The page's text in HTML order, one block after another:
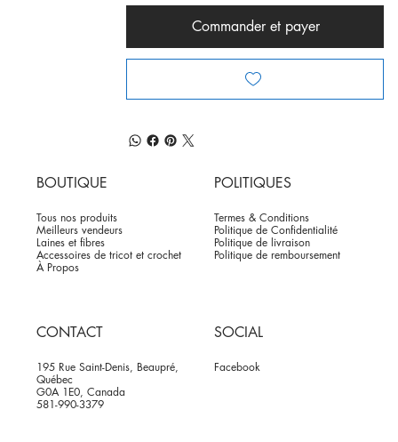
Commander et payer
BOUTIQUE
Tous nos produits
Meilleurs vendeurs
Laines et fibres
Accessoires de tricot et crochet
À Propos
POLITIQUES
Termes & Conditions
Politique de Confidentialité
Politique de livraison
Politique de remboursement
CONTACT
195 Rue Saint-Denis, Beaupré,
Québec
G0A 1E0, Canada
581-990-3379
SOCIAL
Facebook